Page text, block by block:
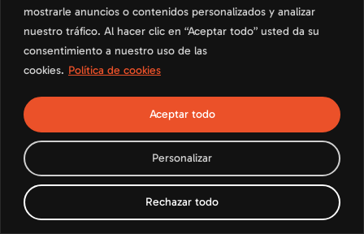
mostrarle anuncios o contenidos personalizados y analizar
nuestro tráfico. Al hacer clic en “Aceptar todo” usted da su
consentimiento a nuestro uso de las
cookies. Política de cookies
Personalizar
Rechazar todo
Aceptar todo
Política de Privacidad Política de Cookies
Aviso Legal
Términos y condiciones
© Copyright 2023 mundorecondito.com